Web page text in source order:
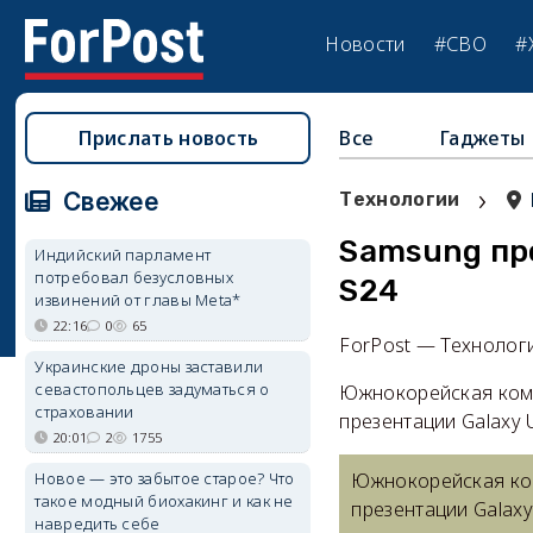
Новости #СВО
Все Гаджеты
Технологии ›
Samsung
S24
ForPost —
Южнокорейская
презентации
Южнокорейская
презентации
Прислать новость
Свежее
Индийский парламент
потребовал безусловных
извинений от главы Meta*
22:16 0 65
Украинские дроны заставили
севастопольцев задуматься о
страховании
20:01 2 1755
Новое — это забытое старое? Что
такое модный биохакинг и как не
навредить себе